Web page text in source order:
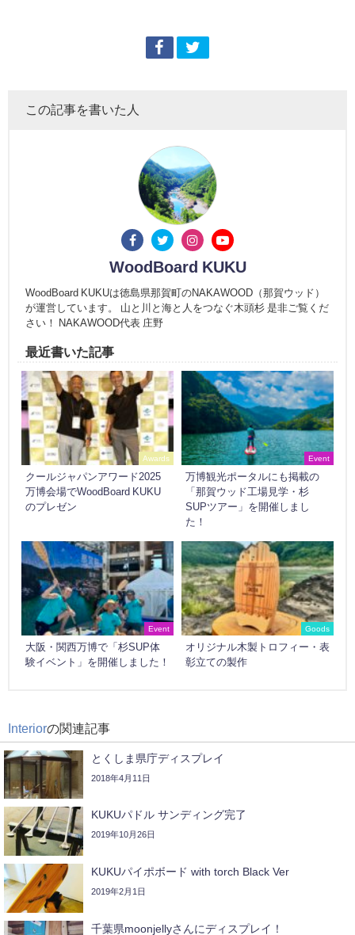
この記事を書いた人
WoodBoard KUKU
WoodBoard KUKUは徳島県那賀町のNAKAWOOD（那賀ウッド）
が運営しています。 山と川と海と人をつなぐ木頭杉 是非ご覧くだ
さい！ NAKAWOOD代表 庄野
最近書いた記事
Awards
クールジャパンアワード2025
万博会場でWoodBoard KUKU
のプレゼン
Event
万博観光ポータルにも掲載の
「那賀ウッド工場見学・杉
SUPツアー」を開催しまし
た！
Event
大阪・関西万博で「杉SUP体
験イベント」を開催しました！
Goods
オリジナル木製トロフィー・表
彰立ての製作
Interiorの関連記事
とくしま県庁ディスプレイ
2018年4月11日
KUKUパドル サンディング完了
2019年10月26日
KUKUパイポボード with torch Black Ver
2019年2月1日
千葉県moonjellyさんにディスプレイ！